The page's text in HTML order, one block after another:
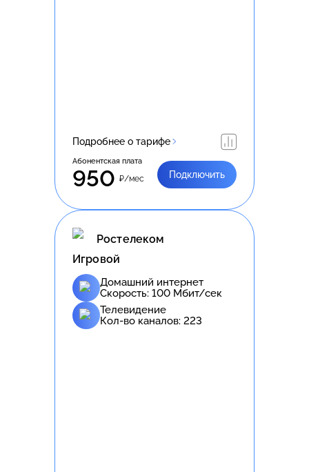
Подробнее о тарифе
Абонентская плата
950 ₽/мес Подключить
Ростелеком
Игровой
Домашний интернет
Скорость: 100 Мбит/сек
Телевидение
Кол-во каналов: 223